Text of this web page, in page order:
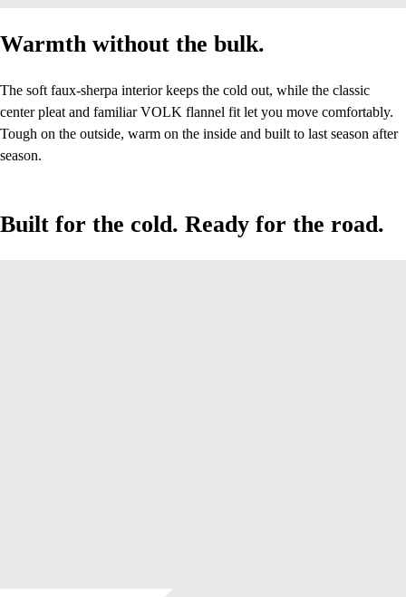
Warmth without the bulk.
Warmth without the bulk.
The soft faux-sherpa interior keeps the cold out, while the classic
center pleat and familiar VOLK flannel fit let you move comfortably.
Tough on the outside, warm on the inside and built to last season after
season.
Built for the cold. Ready for the road.
Built for the cold. Ready for the road.